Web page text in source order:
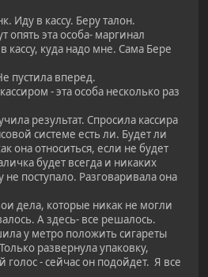
Иду в кассу. Беру талон.
опять эта особа- маргинал
кассу, куда надо мне. Сама Бере
пустила вперед.
- эта особа несколько раз
результат. Спросила кассира
системе есть ли. Будет ли
она относиться, если не будет
будет всегда и никаких
поступало. Разговаривала она
дела, которые никак не могли
А здесь- все решалось.
у метро положить сигареты
развернула упаковку,
- сейчас он подойдет. Я все